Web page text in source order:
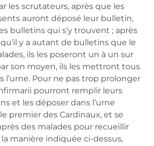
les scrutateurs, après que les
auront déposé leur bulletin,
bulletins qui s’y trouvent ; après
y a autant de bulletins que le
ils les poseront un à un sur
son moyen, ils les mettront tous
l’urne. Pour ne pas trop prolonger
pourront remplir leurs
et les déposer dans l’urne
premier des Cardinaux, et se
des malades pour recueillir
la manière indiquée ci-dessus,